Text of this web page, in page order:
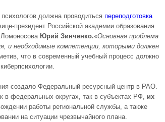
должна проводиться переподготовка
президент Российской академии образования
Юрий Зинченко.«Основная проблема
и необходимые компетенции, которыми должен
что в современный учебный процесс должно
создало Федеральный ресурсный центр в РАО.
в федеральных округах, так в субъектах РФ, их
работы региональной службы, а также
на ситуации чрезвычайного плана.